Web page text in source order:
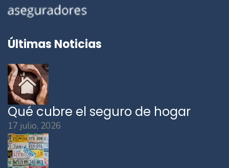
Últimas Noticias
Qué cubre el seguro de hogar
17 julio, 2026